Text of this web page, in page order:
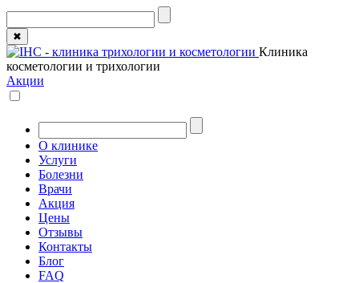
✖
Клиника
косметологии и трихологии
Акции
О клинике
Услуги
Болезни
Врачи
Акция
Цены
Отзывы
Контакты
Блог
FAQ